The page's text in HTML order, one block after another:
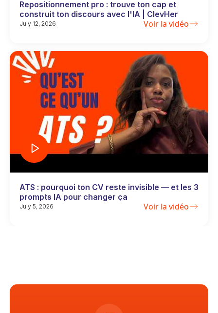
Repositionnement pro : trouve ton cap et
construit ton discours avec l'IA | ClevHer
July 12, 2026 Voir la vidéo
ATS : pourquoi ton CV reste invisible — et les 3
prompts IA pour changer ça
July 5, 2026 Voir la vidéo